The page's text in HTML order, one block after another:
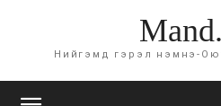
Нийгэмд гэрэл нэмнэ-